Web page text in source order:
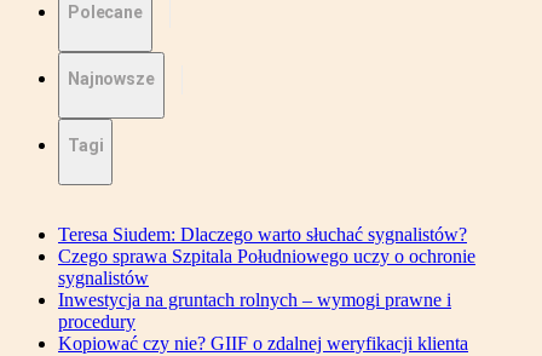
Polecane
Najnowsze
Tagi
Teresa Siudem: Dlaczego warto słuchać sygnalistów?
Czego sprawa Szpitala Południowego uczy o ochronie
sygnalistów
Inwestycja na gruntach rolnych – wymogi prawne i
procedury
Kopiować czy nie? GIIF o zdalnej weryfikacji klienta